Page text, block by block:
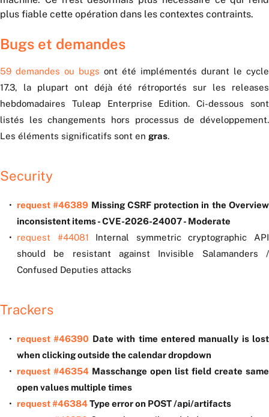
plus fiable cette opération dans les contextes contraints.
Bugs et demandes
59 demandes ou bugs ont été implémentés durant le cycle
17.3, la plupart ont déjà été rétroportés sur les releases
hebdomadaires Tuleap Enterprise Edition. Ci-dessous sont
listés les changements hors processus de développement.
Les éléments significatifs sont en gras.
Security
request #46389 Missing CSRF protection in the Overview
inconsistent items - CVE-2026-24007 - Moderate
request #44081
Internal symmetric cryptographic API
should be resistant against Invisible Salamanders /
Confused Deputies attacks
Trackers
request #46390 Date with time entered manually is lost
when clicking outside the calendar dropdown
request #46354 Masschange open list field create same
open values multiple times
request #46384Type error on POST /api/artifacts